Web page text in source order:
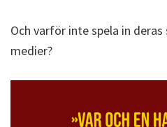
Och varför inte spela in
medier?